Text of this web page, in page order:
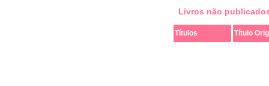
Livros não
Títulos Título